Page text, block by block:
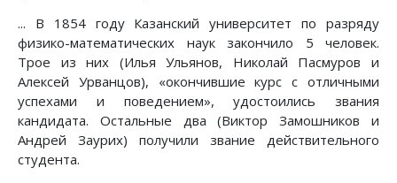
... В 1854 году Казанский университет по разряду
физико-математических наук закончило 5 человек.
Трое из них (Илья Ульянов, Николай Пасмуров и
Алексей Урванцов), «окончившие курс с отличными
успехами и поведением», удостоились звания
кандидата. Остальные два (Виктор Замошников и
Андрей Заурих) получили звание действительного
студента.